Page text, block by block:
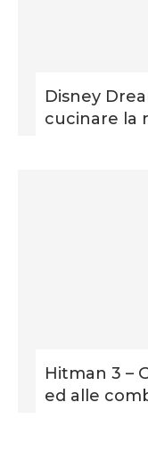
Disney
cucinare la
Hitman 3 –
ed alle